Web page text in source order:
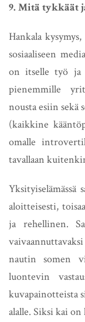
9. Mitä tykkäät
Hankala
sosiaaliseen
on itselle työ ja
pienemmille
nousta esiin sekä
(kaikkine
omalle
tavallaan
Yksityiselämässä
aloitteisesti,
ja rehellinen.
nautin somen
luontevin
kuvapainotteista
alalle. Siksi kai